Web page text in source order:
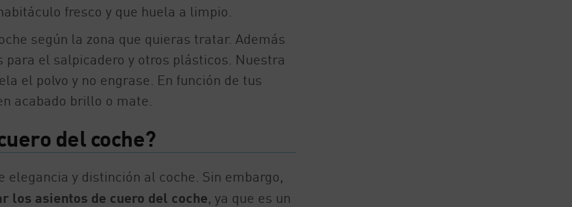
fresco y que huela a limpio.
según la zona que quieras tratar. Además
el salpicadero y otros plásticos. Nuestra
el polvo y no engrase. En función de tus
acabado brillo o mate.
del coche?
elegancia y distinción al coche. Sin embargo,
los asientos de cuero del coche, ya que es un